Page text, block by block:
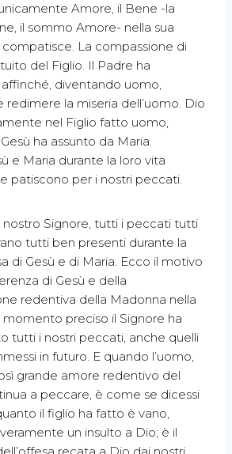
Amore, il Bene -la
il sommo Amore- nella sua
La compassione di
del Figlio. Il Padre ha
diventando uomo,
redimere la miseria dell’uomo. Dio
nel Figlio fatto uomo,
ha assunto da Maria.
e Maria durante la loro vita
patiscono per i nostri peccati.
Signore, tutti i peccati tutti
tutti ben presenti durante la
di Gesù e di Maria. Ecco il motivo
di Gesù e della
redentiva della Madonna nella
momento preciso il Signore ha
tutti i nostri peccati, anche quelli
in futuro. E quando l’uomo,
grande amore redentivo del
a peccare, è come se dicessi
il figlio ha fatto è vano,
un insulto a Dio; è il